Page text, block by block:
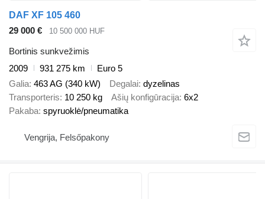
DAF XF 105 460
29 000 €
10 500 000 HUF
Bortinis sunkvežimis
2009
931 275 km
Euro 5
Galia 463 AG (340 kW) Degalai dyzelinas
Transporteris 10 250 kg Ašių konfigūracija 6x2
Pakaba spyruoklė/pneumatika
Vengrija, Felsőpakony